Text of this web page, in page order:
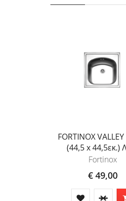
FORTINOX
(44,5 x 44,5εκ.)
Fortinox
€ 49,00